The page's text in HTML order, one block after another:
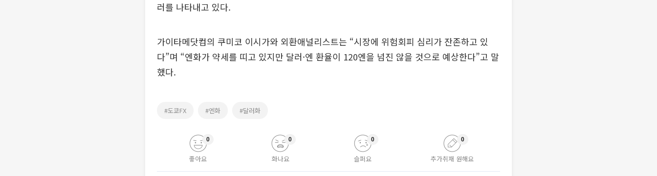
러를 나타내고 있다.
가이타메닷컴의 쿠미코 이시가와 외환애널리스트는 “시장에 위험회피 심리가 잔존하고 있
다”며 “엔화가 약세를 띠고 있지만 달러·엔 환율이 120엔을 넘진 않을 것으로 예상한다”고 말
했다.
#도쿄FX #엔화 #달러화
좋아요
0
화나요
0
슬퍼요
0
추가취재 원해요
0